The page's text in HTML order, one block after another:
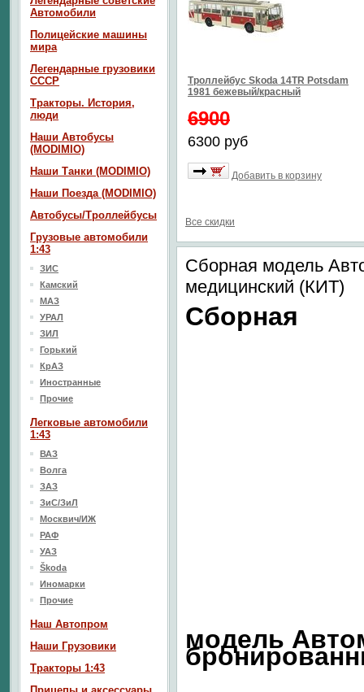
Троллейбус Skoda 14TR Potsdam
1981 бежевый/красный
6900
6300 руб
Добавить в корзину
Все скидки
Сборная модель
медицинский (КИТ)
Сборная
модель
Автомобили
Полицейские машины
мира
Легендарные грузовики
СССР
Тракторы. История,
люди
Наши Автобусы
(MODIMIO)
Наши Танки (MODIMIO)
Наши Поезда (MODIMIO)
Автобусы/Троллейбусы
Грузовые автомобили
1:43
ЗИС
Камский
МАЗ
УРАЛ
ЗИЛ
Горький
КрАЗ
Иностранные
Прочие
Легковые автомобили
1:43
ВАЗ
Волга
ЗАЗ
ЗиС/ЗиЛ
Москвич/ИЖ
РАФ
УАЗ
Škoda
Иномарки
Прочие
Наш Aвтопром
Наши Грузовики
Тракторы 1:43